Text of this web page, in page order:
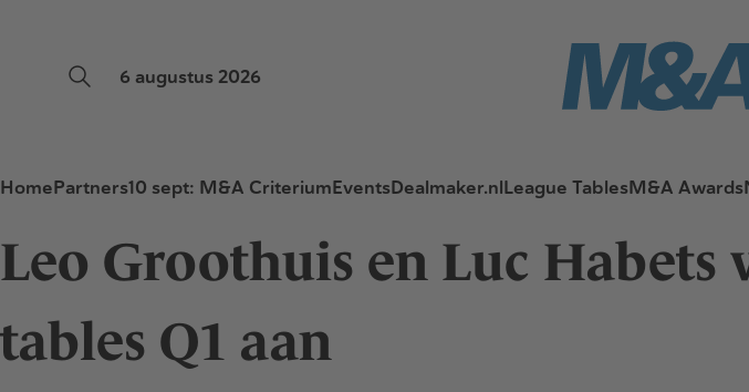
6 augustus 2026
HomePartners10 sept: M&A CriteriumEventsDealmaker.nlLeague TablesM&A Awards
Leo Groothuis en Luc Habets
tables Q1 aan